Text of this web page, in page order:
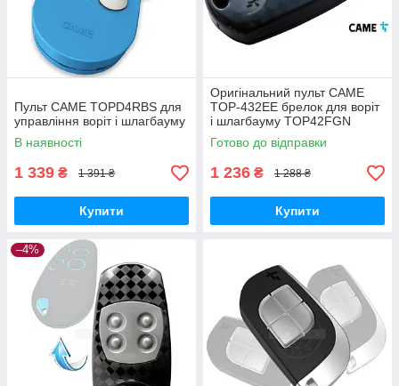
Пульт CAME TOPD4RBS для
управління воріт і шлагбауму
В наявності
1 339 ₴ 1 391 ₴
Купити
Оригінальний пульт CAME
TOP-432EE брелок для воріт
і шлагбауму TOP42FGN
Заміна для Top-432na і Top-
432ev
Готово до відправки
1 236 ₴ 1 288 ₴
Купити
–4%